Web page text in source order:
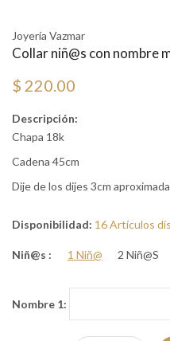
Joyería Vazmar
Collar niñ@s con nombre
$ 220.00
Descripción:
Chapa 18k
Cadena 45cm
Dije de los dijes 3cm
Disponibilidad: 16 Artículos
Niñ@s : 1 Niñ@ 2 Niñ@s
Nombre 1: